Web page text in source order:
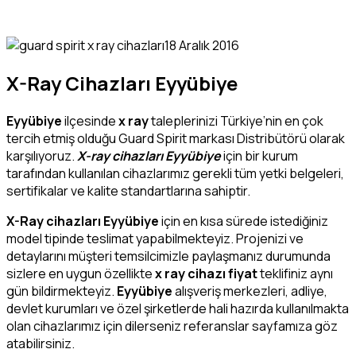
18 Aralık 2016
X-Ray Cihazları Eyyübiye
Eyyübiyeilçesindex raytaleplerinizi Türkiye’nin en çok
tercih etmiş olduğu Guard Spirit markası Distribütörü olarak
karşılıyoruz.X-ray cihazları Eyyübiyeiçin bir kurum
tarafından kullanılan cihazlarımız gerekli tüm yetki belgeleri,
sertifikalar ve kalite standartlarına sahiptir.
X-Ray cihazları Eyyübiyeiçin en kısa sürede istediğiniz
model tipinde teslimat yapabilmekteyiz. Projenizi ve
detaylarını müşteri temsilcimizle paylaşmanız durumunda
sizlere en uygun özelliktex ray cihazı fiyatteklifiniz aynı
gün bildirmekteyiz. Eyyübiyealışveriş merkezleri, adliye,
devlet kurumları ve özel şirketlerde hali hazırda kullanılmakta
olan cihazlarımız için dilerseniz referanslar sayfamıza göz
atabilirsiniz.